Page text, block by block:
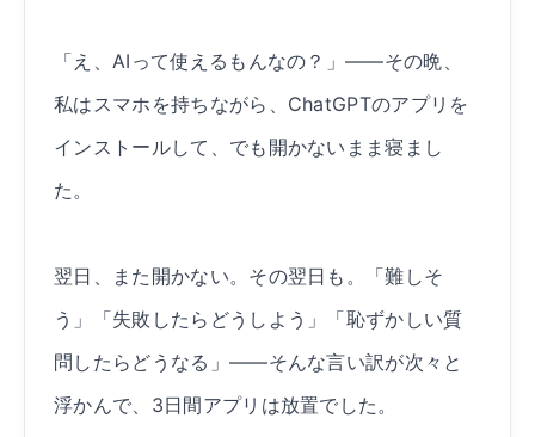
「え、AIって使えるもんなの？」——その晩、
私はスマホを持ちながら、ChatGPTのアプリを
インストールして、でも開かないまま寝まし
た。
翌日、また開かない。その翌日も。「難しそ
う」「失敗したらどうしよう」「恥ずかしい質
問したらどうなる」——そんな言い訳が次々と
浮かんで、3日間アプリは放置でした。